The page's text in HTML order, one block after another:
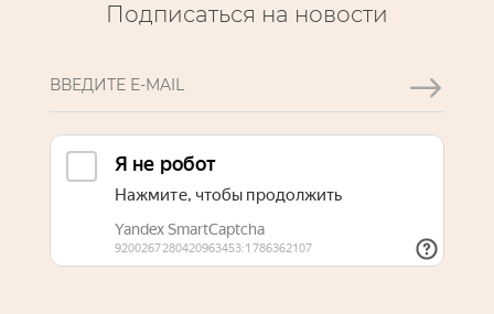
Подписаться на новости